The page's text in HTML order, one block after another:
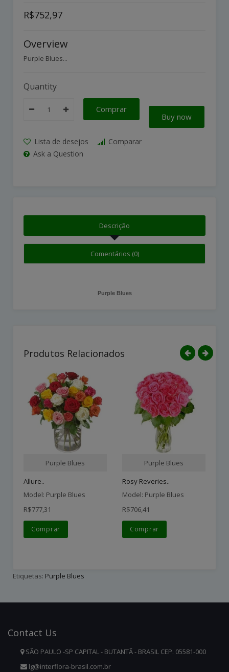
R$752,97
Overview
Purple Blues...
Quantity
Comprar
Buy now
Lista de desejos
Comparar
Ask a Question
Descrição
Comentários (0)
Purple Blues
Produtos Relacionados
Purple Blues
Allure..
Model: Purple Blues
R$777,31
Comprar
Purple Blues
Rosy Reveries..
Model: Purple Blues
R$706,41
Comprar
Etiquetas: Purple Blues
Contact Us
SÃO PAULO -SP CAPITAL - BUTANTÃ - BRASIL CEP. 05581-000
lg@interflora-brasil.com.br